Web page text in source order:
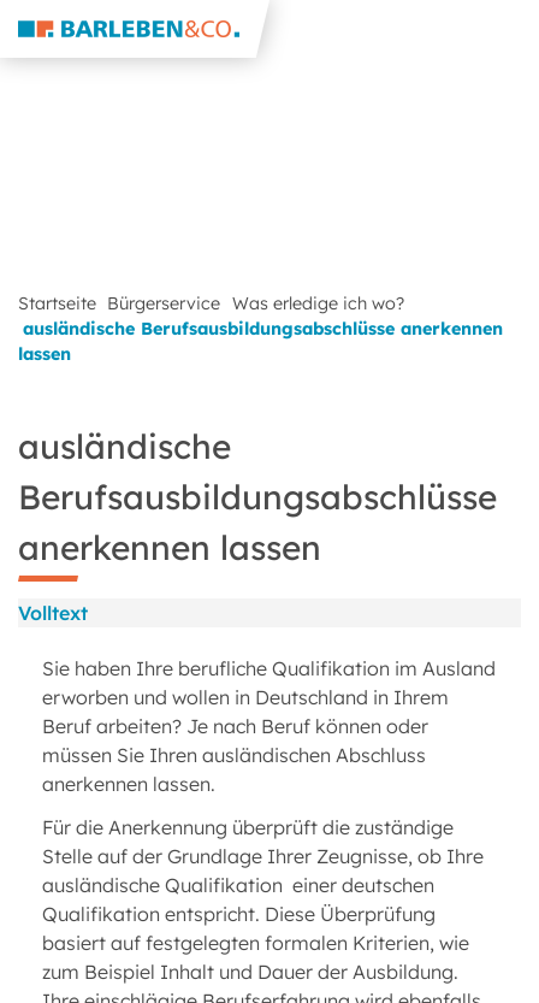
Startseite Bürgerservice Was erledige ich wo?
ausländische Berufsausbildungsabschlüsse anerkennen
lassen
ausländische
Berufsausbildungsabschlüsse
anerkennen lassen
Volltext
Sie haben Ihre berufliche Qualifikation im Ausland
erworben und wollen in Deutschland in Ihrem
Beruf arbeiten? Je nach Beruf können oder
müssen Sie Ihren ausländischen Abschluss
anerkennen lassen.
Für die Anerkennung überprüft die zuständige
Stelle auf der Grundlage Ihrer Zeugnisse, ob Ihre
ausländische Qualifikation einer deutschen
Qualifikation entspricht. Diese Überprüfung
basiert auf festgelegten formalen Kriterien, wie
zum Beispiel Inhalt und Dauer der Ausbildung.